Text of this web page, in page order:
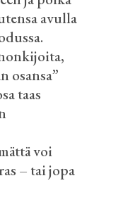
avulla
osansa”
taas
voi
– tai jopa